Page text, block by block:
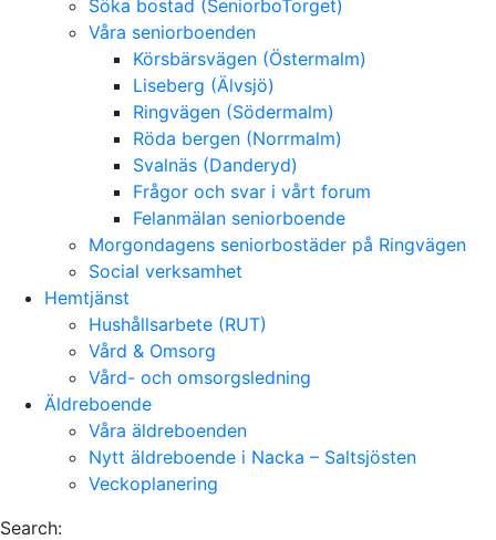
Söka bostad (SeniorboTorget)
Våra seniorboenden
Körsbärsvägen (Östermalm)
Liseberg (Älvsjö)
Ringvägen (Södermalm)
Röda bergen (Norrmalm)
Svalnäs (Danderyd)
Frågor och svar i vårt forum
Felanmälan seniorboende
Morgondagens seniorbostäder på Ringvägen
Social verksamhet
Hemtjänst
Hushållsarbete (RUT)
Vård & Omsorg
Vård- och omsorgsledning
Äldreboende
Våra äldreboenden
Nytt äldreboende i Nacka – Saltsjösten
Veckoplanering
Search: